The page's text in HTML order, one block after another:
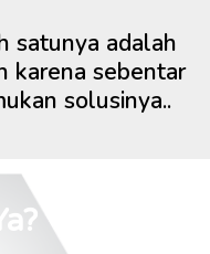
satunya adalah
karena sebentar
solusinya..